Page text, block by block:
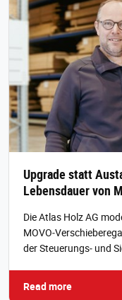
Upgrade statt
Lebensdauer von
Die Atlas Holz AG
der Steuerungs‑ und
Read more